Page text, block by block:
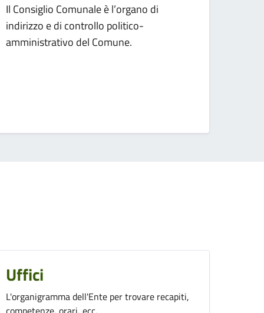
Il Consiglio Comunale è l’organo di
indirizzo e di controllo politico-
amministrativo del Comune.
Uffici
L'organigramma dell'Ente per trovare recapiti,